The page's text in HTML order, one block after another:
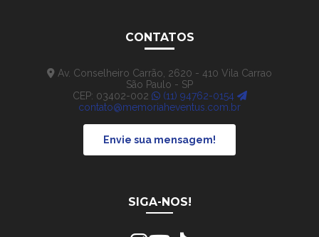
CONTATOS
Av. Conselheiro Carrão, 2620 - 410 Vila Carrao
São Paulo - SP
CEP: 03402-002
(11) 94762-0154
contato@memoriaheventus.com.br
Envie sua mensagem!
SIGA-NOS!